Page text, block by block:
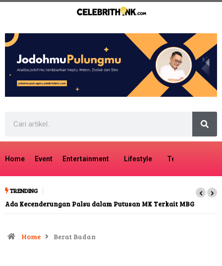
Home Event Entertainment Lifestyle Tech
TRENDING
Ada Kecenderungan Palsu dalam Putusan MK Terkait MBG
Home Berat Badan